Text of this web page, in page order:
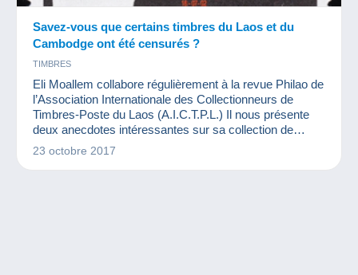
Savez-vous que certains timbres du Laos et du
Cambodge ont été censurés ?
TIMBRES
Eli Moallem collabore régulièrement à la revue Philao de
l’Association Internationale des Collectionneurs de
Timbres-Poste du Laos (A.I.C.T.P.L.) Il nous présente
deux anecdotes intéressantes sur sa collection de
timbres du Laos et du Cambodge. Dans ces pays, afin
23 octobre 2017